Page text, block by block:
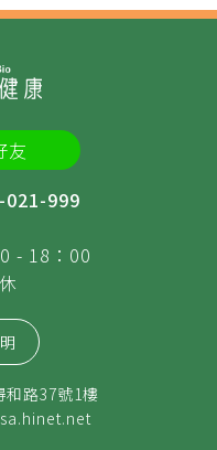
路37號1樓
友
021-999
- 18：00